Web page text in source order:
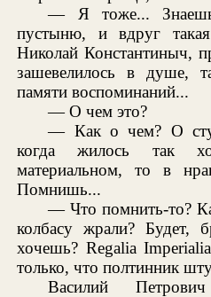
— Я тоже...
пустыню, и вдруг
Николай Константиныч,
зашевелилось в душе,
памяти воспоминаний...
— О чем это?
— Как о чем? О
когда жилось так
материальном, то в
Помнишь...
— Что помнить-то?
колбасу жрали? Будет,
хочешь? Regalia
только, что полтинник
Василий